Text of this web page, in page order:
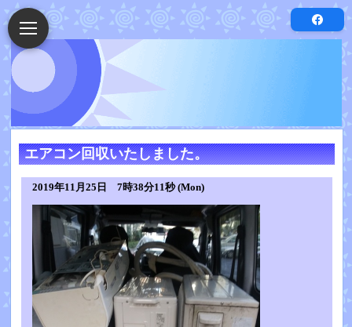
エアコン回収いたしました。
2019年11月25日 7時38分11秒 (Mon)